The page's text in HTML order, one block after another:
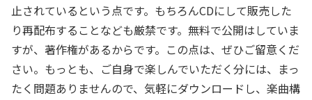
止されているという点です。もちろんCDにして販売した
り再配布することなども厳禁です。無料で公開はしていま
すが、著作権があるからです。この点は、ぜひご留意くだ
さい。もっとも、ご自身で楽しんでいただく分には、まっ
たく問題ありませんので、気軽にダウンロードし、楽曲構